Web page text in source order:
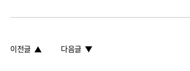
이전글 다음글